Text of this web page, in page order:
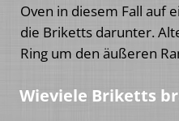
Oven in diesem Fall auf
die Briketts darunter.
Ring um den äußeren
Wieviele Briketts